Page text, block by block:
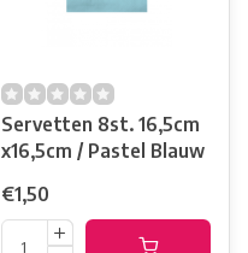
Servetten 8st. 16,5cm
x16,5cm / Pastel Blauw
€1,50